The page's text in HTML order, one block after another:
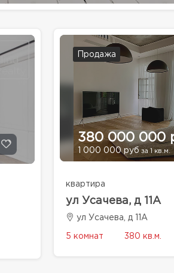
Продажа
380 000 000
1 000 000 рубза 1 кв.м.
квартира
ул Усачева, д 11А
ул Усачева, д 11А
5 комнат 380 кв.м.